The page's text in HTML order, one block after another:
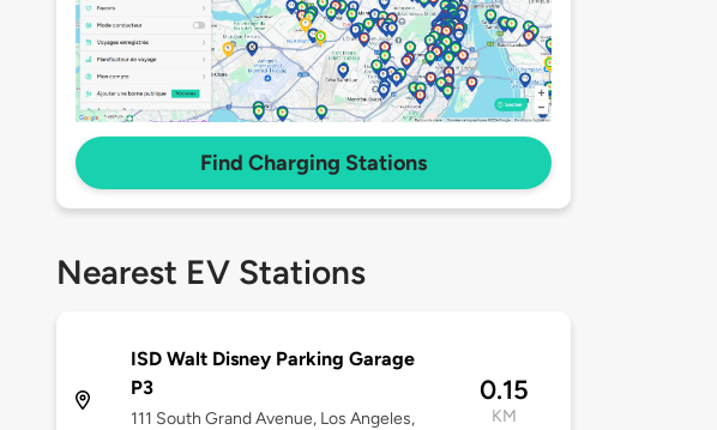
Find Charging Stations
Nearest EV Stations
ISD Walt Disney Parking Garage
P3
111 South Grand Avenue, Los Angeles,
0.15
KM